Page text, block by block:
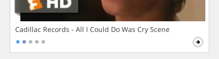
Cadillac Records - All I Could Do Was Cry Scene